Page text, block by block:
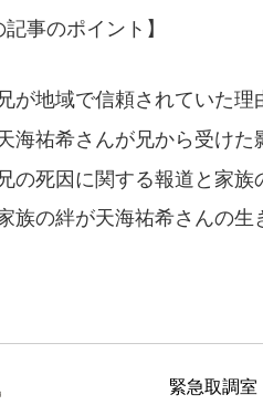
記事のポイント】
兄が地域で信頼されていた理
海祐希さんが兄から受けた
兄の死因に関する報道と家族
族の絆が天海祐希さんの
緊急取調室